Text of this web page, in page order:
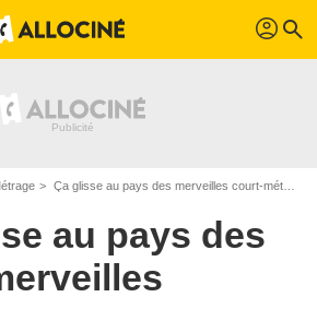
profil search
Ça glisse au pays des merveilles court-métrage de Olivier Ghis
au pays des